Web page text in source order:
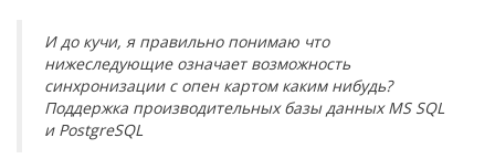
И до кучи, я правильно понимаю что
нижеследующие означает возможность
синхронизации с опен картом каким нибудь?
Поддержка производительных базы данных MS SQL
и PostgreSQL